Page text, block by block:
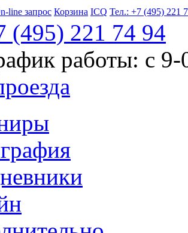
line запрос Корзина ICQ Тел.: +7 (495) 221
(495) 221 74 94
работы: с